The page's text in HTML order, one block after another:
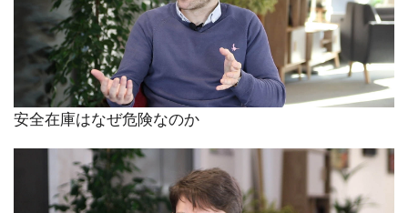
安全在庫はなぜ危険なのか